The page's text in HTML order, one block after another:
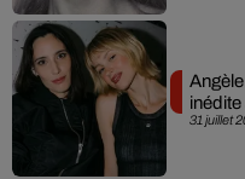
31 juillet